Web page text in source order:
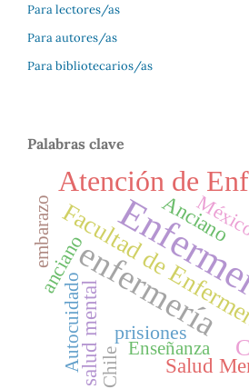
Para lectores/as
Para autores/as
Para bibliotecarios/as
Palabras clave
enfermería
Atención de
Facultad deAnciano
Salud
salud mental prisiones
anciano
Enseñanza
Autocuidado Chile
embarazo